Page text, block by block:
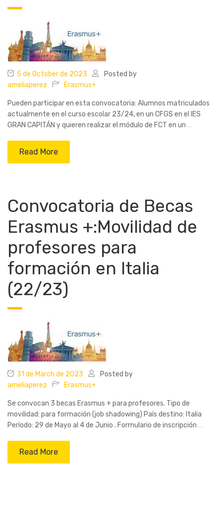
5 de October de 2023
Posted by
ameliaperez
Erasmus+
Pueden participar en esta convocatoria: Alumnos matriculados
actualmente en el curso escolar 23/24, en un CFGS en el IES
GRAN CAPITÁN y quieren realizar el módulo de FCT en un …
Read More
Convocatoria de Becas
Erasmus +:Movilidad de
profesores para
formación en Italia
(22/23)
31 de March de 2023
Posted by
ameliaperez
Erasmus+
Se convocan 3 becas Erasmus + para profesores. Tipo de
movilidad: para formación (job shadowing) País destino: Italia
Período: 29 de Mayo al 4 de Junio . Formulario de inscripción …
Read More